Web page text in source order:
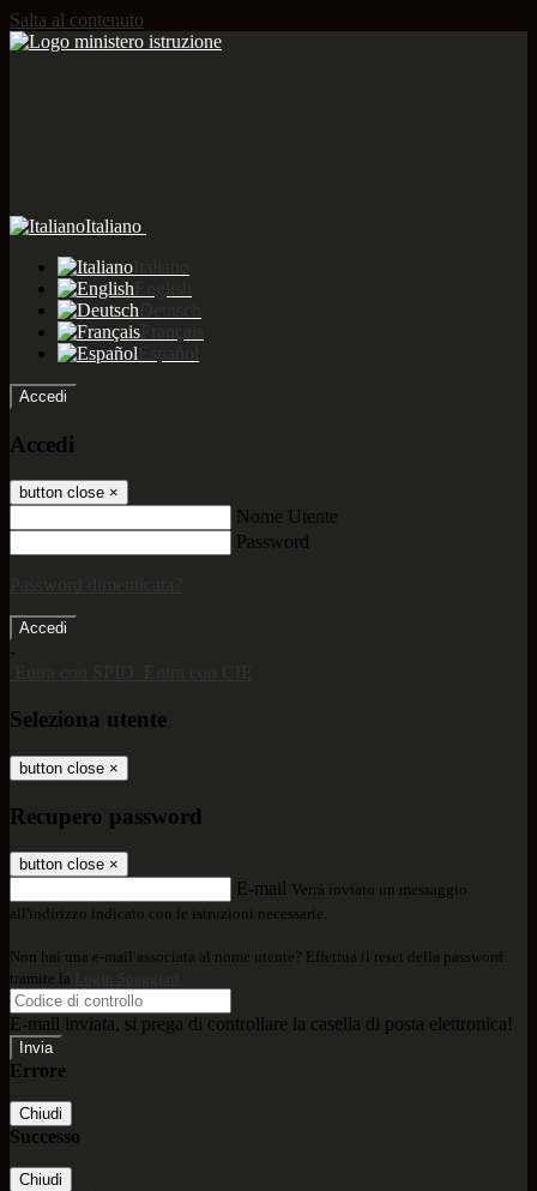
Salta al contenuto
Italiano
Accedi
Accedi
button close ×
Nome Utente
Password
-
Seleziona utente
button close ×
Recupero password
button close ×
E-mail Verrà inviato un messaggio
all'indirizzo indicato con le istruzioni necessarie.
Non hai una e-mail associata al nome utente? Effettua il reset della password
tramite la
E-mail inviata, si prega di controllare la casella di posta elettronica!
Errore
Chiudi
Successo
Chiudi